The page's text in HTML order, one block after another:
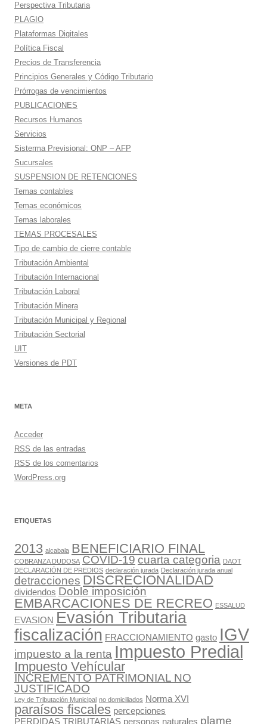
Perspectiva Tributaria
PLAGIO
Plataformas Digitales
Política Fiscal
Precios de Transferencia
Principios Generales y Código Tributario
Prórrogas de vencimientos
PUBLICACIONES
Recursos Humanos
Servicios
Sisterma Previsional: ONP – AFP
Sucursales
SUSPENSION DE RETENCIONES
Temas contables
Temas económicos
Temas laborales
TEMAS PROCESALES
Tipo de cambio de cierre contable
Tributación Ambiental
Tributación Internacional
Tributación Laboral
Tributación Minera
Tributación Municipal y Regional
Tributación Sectorial
UIT
Versiones de PDT
META
Acceder
RSS de las entradas
RSS de los comentarios
WordPress.org
ETIQUETAS
2013 alcabala BENEFICIARIO FINAL
COBRANZA DUDOSA COVID-19 cuarta categoria DAOT
DECLARACIÓN DE PREDIOS declaración jurada Declaración jurada anual
detracciones DISCRECIONALIDAD
dividendos Doble imposición
EMBARCACIONES DE RECREO ESSALUD
EVASION Evasión Tributaria
fiscalización FRACCIONAMIENTO gasto IGV
impuesto a la renta Impuesto Predial
Impuesto Vehícular
INCREMENTO PATRIMONIAL NO
JUSTIFICADO
Ley de Tributación Municipal no domiciliados Norma XVI
paraísos fiscales percepciones
PERDIDAS TRIBUTARIAS personas naturales plame